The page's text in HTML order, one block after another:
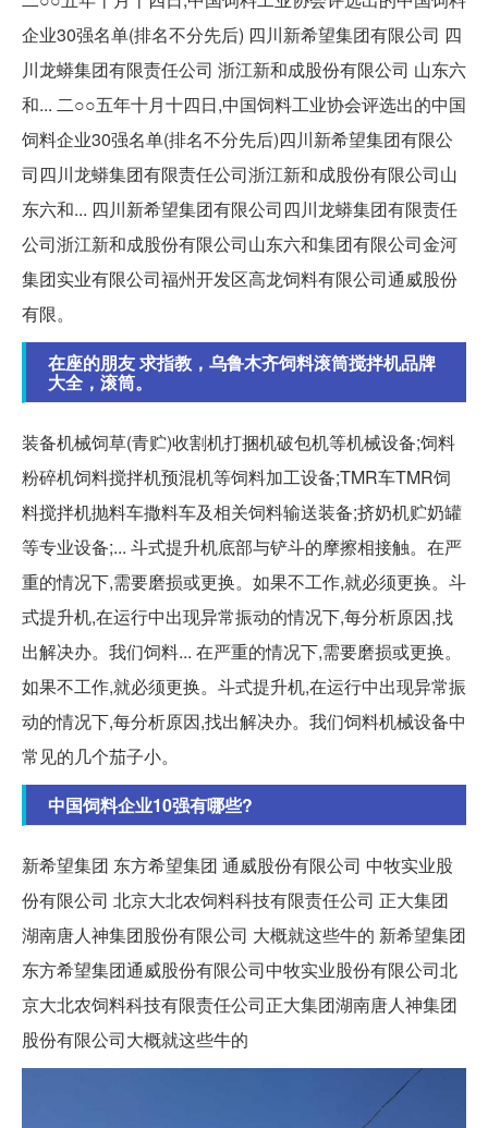
企业30强名单(排名不分先后) 四川新希望集团有限公司 四
川龙蟒集团有限责任公司 浙江新和成股份有限公司 山东六
和... 二○○五年十月十四日,中国饲料工业协会评选出的中国
饲料企业30强名单(排名不分先后)四川新希望集团有限公
司四川龙蟒集团有限责任公司浙江新和成股份有限公司山
东六和... 四川新希望集团有限公司四川龙蟒集团有限责任
公司浙江新和成股份有限公司山东六和集团有限公司金河
集团实业有限公司福州开发区高龙饲料有限公司通威股份
有限。
在座的朋友 求指教，乌鲁木齐饲料滚筒搅拌机品牌
大全，滚筒。
装备机械饲草(青贮)收割机打捆机破包机等机械设备;饲料
粉碎机饲料搅拌机预混机等饲料加工设备;TMR车TMR饲
料搅拌机抛料车撒料车及相关饲料输送装备;挤奶机贮奶罐
等专业设备;... 斗式提升机底部与铲斗的摩擦相接触。在严
重的情况下,需要磨损或更换。如果不工作,就必须更换。斗
式提升机,在运行中出现异常振动的情况下,每分析原因,找
出解决办。我们饲料... 在严重的情况下,需要磨损或更换。
如果不工作,就必须更换。斗式提升机,在运行中出现异常振
动的情况下,每分析原因,找出解决办。我们饲料机械设备中
常见的几个茄子小。
中国饲料企业10强有哪些?
新希望集团 东方希望集团 通威股份有限公司 中牧实业股
份有限公司 北京大北农饲料科技有限责任公司 正大集团
湖南唐人神集团股份有限公司 大概就这些牛的 新希望集团
东方希望集团通威股份有限公司中牧实业股份有限公司北
京大北农饲料科技有限责任公司正大集团湖南唐人神集团
股份有限公司大概就这些牛的